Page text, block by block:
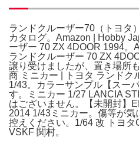
ランドクルーザー70（トヨタ
カタログ。Amazon | Hobby
ーザー 70 ZX 4DOOR 1994。
ランドクルーザー 70 ZX
譲り受けましたが、置き場所
商 ミニカー | トヨタ ランドク
1/43。カラーサンプル【スー
す。ミニカー 1/27 LANCIA
はございません。【未開封】
2014 1/43ミニカー。傷等が
控えください。1/64 改 トヨ
VSKF 関村。